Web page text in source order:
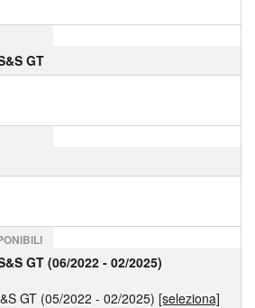
GT
GT (06/2022 - 02/2025)
GT (05/2022 - 02/2025) [seleziona]